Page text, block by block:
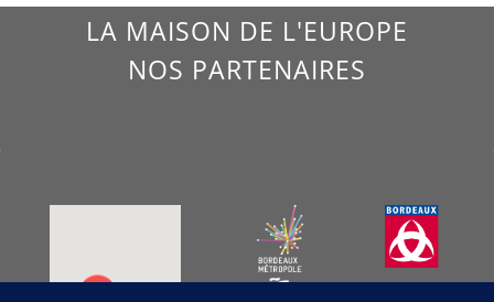
LA MAISON DE L'EUROPE
NOS PARTENAIRES